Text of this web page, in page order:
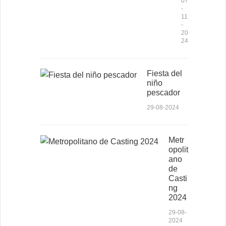
-
11
-
20
24
Fiesta del
niño
pescador
29-08-2024
Metr
opolit
ano
de
Casti
ng
2024
29-08-
2024